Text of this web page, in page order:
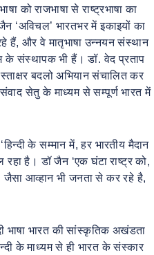
को राजभाषा से राष्ट्रभाषा का
‘अविचल’ भारतभर में इकाइयों का
और वे मातृभाषा उन्नयन संस्थान
के संस्थापक भी हैं। डॉ. वेद प्रताप
बदलो अभियान संचालित कर
संवाद सेतु के माध्यम से सम्पूर्ण भारत में
के सम्मान में, हर भारतीय मैदान
रहा है। डॉ जैन ‘एक घंटा राष्ट्र को,
जैसा आव्हान भी जनता से कर रहे है,
भाषा भारत की सांस्कृतिक अखंडता
के माध्यम से ही भारत के संस्कार